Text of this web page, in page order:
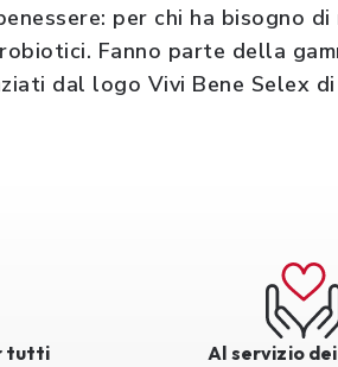
per chi ha bisogno di
Fanno parte della
dal logo Vivi Bene Selex
tutti Al servizio